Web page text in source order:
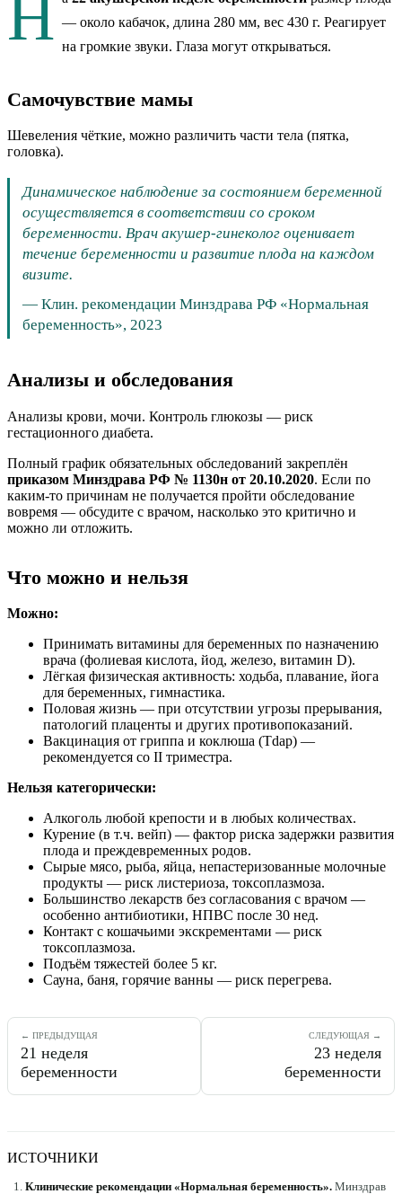
Н — около кабачок, длина 280 мм, вес 430 г. Реагирует
на громкие звуки. Глаза могут открываться.
Самочувствие мамы
Шевеления чёткие, можно различить части тела (пятка,
головка).
Динамическое наблюдение за состоянием беременной
осуществляется в соответствии со сроком
беременности. Врач акушер-гинеколог оценивает
течение беременности и развитие плода на каждом
визите.
— Клин. рекомендации Минздрава РФ «Нормальная
беременность», 2023
Анализы и обследования
Анализы крови, мочи. Контроль глюкозы — риск
гестационного диабета.
Полный график обязательных обследований закреплён
приказом Минздрава РФ № 1130н от 20.10.2020. Если по
каким-то причинам не получается пройти обследование
вовремя — обсудите с врачом, насколько это критично и
можно ли отложить.
Что можно и нельзя
Можно:
Принимать витамины для беременных по назначению
врача (фолиевая кислота, йод, железо, витамин D).
Лёгкая физическая активность: ходьба, плавание, йога
для беременных, гимнастика.
Половая жизнь — при отсутствии угрозы прерывания,
патологий плаценты и других противопоказаний.
Вакцинация от гриппа и коклюша (Tdap) —
рекомендуется со II триместра.
Нельзя категорически:
Алкоголь любой крепости и в любых количествах.
Курение (в т.ч. вейп) — фактор риска задержки развития
плода и преждевременных родов.
Сырые мясо, рыба, яйца, непастеризованные молочные
продукты — риск листериоза, токсоплазмоза.
Большинство лекарств без согласования с врачом —
особенно антибиотики, НПВС после 30 нед.
Контакт с кошачьими экскрементами — риск
токсоплазмоза.
Подъём тяжестей более 5 кг.
Сауна, баня, горячие ванны — риск перегрева.
← ПРЕДЫДУЩАЯ
21 неделя
беременности
СЛЕДУЮЩАЯ →
23 неделя
беременности
ИСТОЧНИКИ
Клинические рекомендации «Нормальная беременность». Минздрав